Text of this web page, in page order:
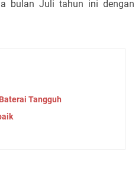
bulan Juli tahun ini dengan
Tangguh